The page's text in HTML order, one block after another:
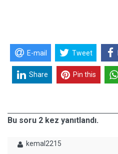
E-mail Tweet
Share Pin this
Bu soru 2 kez yanıtlandı.
kemal2215